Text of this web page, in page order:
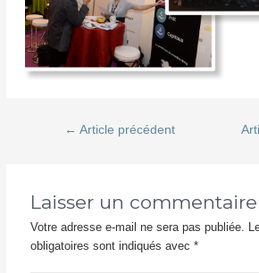
Navigation
← Article précédent
Laisser un commentaire
Votre adresse e-mail ne sera pas publiée.
obligatoires sont indiqués avec*